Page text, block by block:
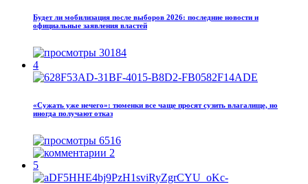
Будет ли мобилизация после выборов 2026: последние новости и
официальные заявления властей
30184
4
«Сужать уже нечего»: тюменки все чаще просят сузить влагалище, но
иногда получают отказ
6516
2
5